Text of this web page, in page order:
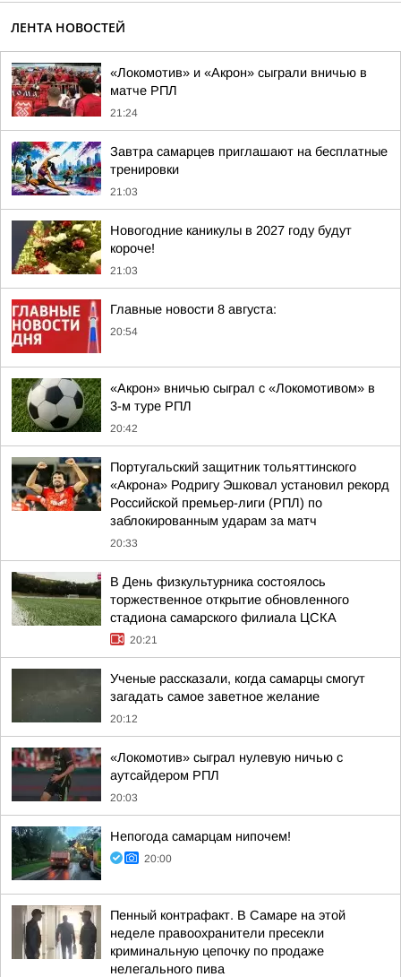
ЛЕНТА НОВОСТЕЙ
«Локомотив» и «Акрон» сыграли вничью в
матче РПЛ
21:24
Завтра самарцев приглашают на бесплатные
тренировки
21:03
Новогодние каникулы в 2027 году будут
короче!
21:03
Главные новости 8 августа:
20:54
«Акрон» вничью сыграл с «Локомотивом» в
3-м туре РПЛ
20:42
Португальский защитник тольяттинского
«Акрона» Родригу Эшковал установил рекорд
Российской премьер-лиги (РПЛ) по
заблокированным ударам за матч
20:33
В День физкультурника состоялось
торжественное открытие обновленного
стадиона самарского филиала ЦСКА
20:21
Ученые рассказали, когда самарцы смогут
загадать самое заветное желание
20:12
«Локомотив» сыграл нулевую ничью с
аутсайдером РПЛ
20:03
Непогода самарцам нипочем!
20:00
Пенный контрафакт. В Самаре на этой
неделе правоохранители пресекли
криминальную цепочку по продаже
нелегального пива